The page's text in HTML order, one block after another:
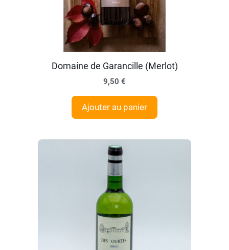
Domaine de Garancille (Merlot)
9,50 €
Ajouter au panier